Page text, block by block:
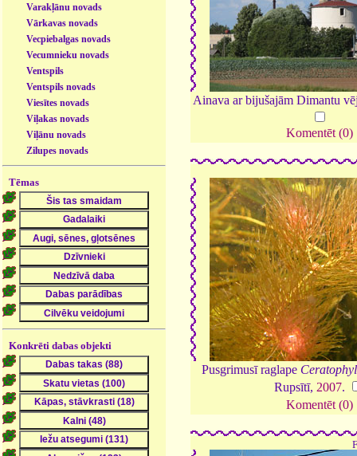
Varakļānu novads
Vārkavas novads
Vecpiebalgas novads
Vecumnieku novads
Ventspils
Ventspils novads
Viesītes novads
Viļakas novads
Viļānu novads
Zilupes novads
Tēmas
Konkrēti dabas objekti
Ainava ar bijušajām Dimantu
Komentēt (0)
Pusgrimusī raglape
Rupsītī, 2007.
Komentēt (0)